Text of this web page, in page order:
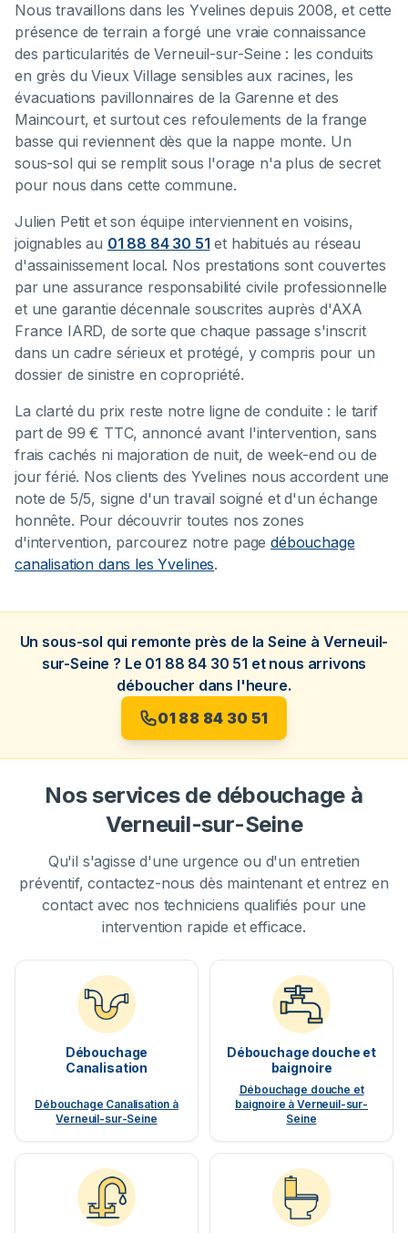
Nous travaillons dans les Yvelines depuis 2008, et cette
présence de terrain a forgé une vraie connaissance
des particularités de Verneuil-sur-Seine : les conduits
en grès du Vieux Village sensibles aux racines, les
évacuations pavillonnaires de la Garenne et des
Maincourt, et surtout ces refoulements de la frange
basse qui reviennent dès que la nappe monte. Un
sous-sol qui se remplit sous l'orage n'a plus de secret
pour nous dans cette commune.
Julien Petit et son équipe interviennent en voisins,
joignables au 01 88 84 30 51 et habitués au réseau
d'assainissement local. Nos prestations sont couvertes
par une assurance responsabilité civile professionnelle
et une garantie décennale souscrites auprès d'AXA
France IARD, de sorte que chaque passage s'inscrit
dans un cadre sérieux et protégé, y compris pour un
dossier de sinistre en copropriété.
La clarté du prix reste notre ligne de conduite : le tarif
part de 99 € TTC, annoncé avant l'intervention, sans
frais cachés ni majoration de nuit, de week-end ou de
jour férié. Nos clients des Yvelines nous accordent une
note de 5/5, signe d'un travail soigné et d'un échange
honnête. Pour découvrir toutes nos zones
d'intervention, parcourez notre pagedébouchage
canalisation dans les Yvelines.
Un sous-sol qui remonte près de la Seine à Verneuil-
sur-Seine ? Le 01 88 84 30 51 et nous arrivons
déboucher dans l'heure.
01 88 84 30 51
Nos services de débouchage à
Verneuil-sur-Seine
Qu'il s'agisse d'une urgence ou d'un entretien
préventif, contactez-nous dès maintenant et entrez en
contact avec nos techniciens qualifiés pour une
intervention rapide et efficace.
Débouchage
Canalisation
Débouchage Canalisation à
Verneuil-sur-Seine
Débouchage douche et
baignoire
Débouchage douche et
baignoire à Verneuil-sur-
Seine